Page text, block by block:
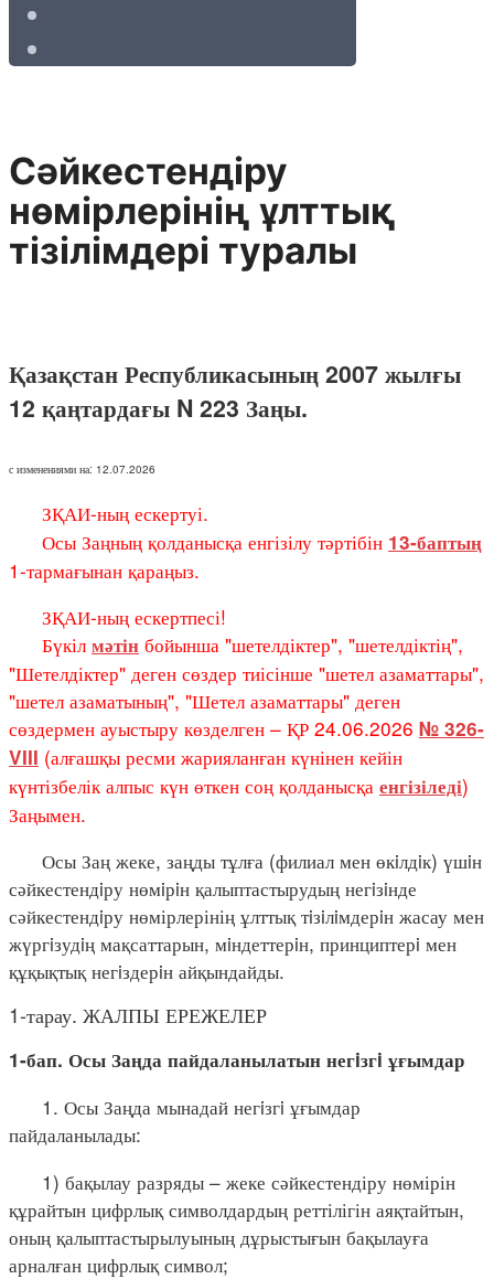
Сәйкестендiру
нөмiрлерiнiң ұлттық
тiзiлiмдерi туралы
Қазақстан Республикасының 2007 жылғы
12 қаңтардағы N 223 Заңы.
с изменениями на: 12.07.2026
ЗҚАИ-ның ескертуі.
Осы Заңның қолданысқа енгізілу тәртібін 13-баптың
1-тармағынан қараңыз.
ЗҚАИ-ның ескертпесі!
Бүкіл мәтін бойынша "шетелдіктер", "шетелдіктің",
"Шетелдіктер" деген сөздер тиісінше "шетел азаматтары",
"шетел азаматының", "Шетел азаматтары" деген
сөздермен ауыстыру көзделген – ҚР 24.06.2026 № 326-
VIII (алғашқы ресми жарияланған күнінен кейін
күнтізбелік алпыс күн өткен соң қолданысқа енгізіледі)
Заңымен.
Осы Заң жеке, заңды тұлға (филиал мен өкiлдiк) үшiн
сәйкестендiру нөмiрiн қалыптастырудың негiзiнде
сәйкестендiру нөмірлерінің ұлттық тiзiлiмдерiн жасау мен
жүргiзудiң мақсаттарын, мiндеттерiн, принциптерi мен
құқықтық негiздерiн айқындайды.
1-тарау. ЖАЛПЫ ЕРЕЖЕЛЕР
1-бап. Осы Заңда пайдаланылатын негiзгi ұғымдар
1. Осы Заңда мынадай негiзгi ұғымдар
пайдаланылады:
1) бақылау разряды – жеке сәйкестендіру нөмірін
құрайтын цифрлық символдардың реттілігін аяқтайтын,
оның қалыптастырылуының дұрыстығын бақылауға
арналған цифрлық символ;